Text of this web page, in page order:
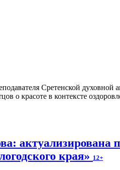
Сретенской духовной
о красоте в контексте
актуализирована
края» 12+